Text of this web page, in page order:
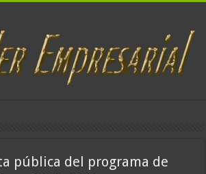
pública del programa de